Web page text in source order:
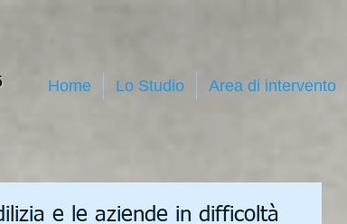
Home Lo Studio Area di intervento
e le aziende in difficoltà